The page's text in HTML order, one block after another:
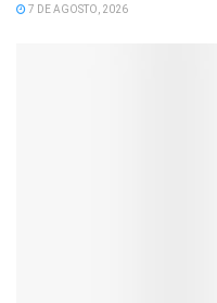
7 DE AGOSTO, 2026